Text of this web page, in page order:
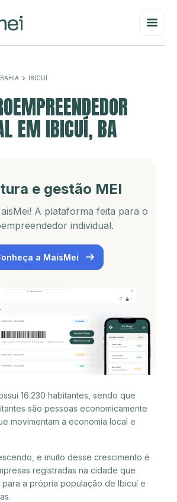
BAHIA IBICUÍ
EM IBICUÍ, BA
e gestão MEI
A plataforma feita para o
individual.
a MaisMei
16.230 habitantes, sendo que
são pessoas economicamente
movimentam a economia local e
e muito desse crescimento é
registradas na cidade que
a própria população de Ibicuí e